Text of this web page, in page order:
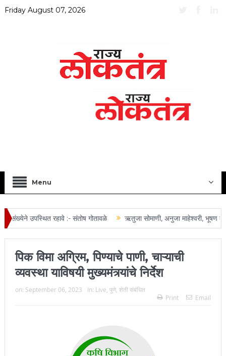
Friday August 07, 2026
Menu
संख्येने उपस्थित रहावे :- संतोष गोतावळे ऋतुजा सोमाणी, अनुजा माहेश्वरी, भूषण
जिल्हा प्रमुख न्यायाधीश महेंद्र के महाजन
पिक विमा अग्रिम, पिण्याचे पाणी, चाऱ्याची
व्यवस्था याविषयी मुख्यमंत्र्यांचे निर्देश
on: September 06, 2023 In: Live पुणे, शेती संबंधित
Print
Email